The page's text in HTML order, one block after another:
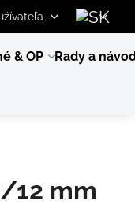
& OP Rady a
12 mm